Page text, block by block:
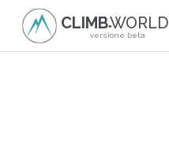
versione beta
CLIMB●WORLD